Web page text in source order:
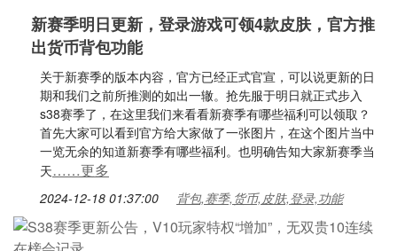
新赛季明日更新，登录游戏可领4款皮肤，官方推
出货币背包功能
关于新赛季的版本内容，官方已经正式官宣，可以说更新的日
期和我们之前所推测的如出一辙。抢先服于明日就正式步入
s38赛季了，在这里我们来看看新赛季有哪些福利可以领取？
首先大家可以看到官方给大家做了一张图片，在这个图片当中
一览无余的知道新赛季有哪些福利。也明确告知大家新赛季当
天……更多
2024-12-18 01:37:00 背包,赛季,货币,皮肤,登录,功能